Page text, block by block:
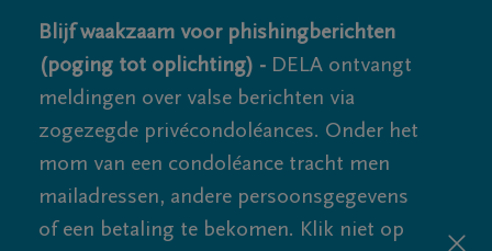
Blijf waakzaam voor phishingberichten
(poging tot oplichting) - DELA ontvangt
meldingen over valse berichten via
zogezegde privécondoléances. Onder het
mom van een condoléance tracht men
mailadressen, andere persoonsgegevens
of een betaling te bekomen. Klik niet op